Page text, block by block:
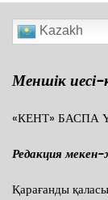
Kazakh
Меншік
«КЕНТ» БАСПА
Редакция
Қарағанды